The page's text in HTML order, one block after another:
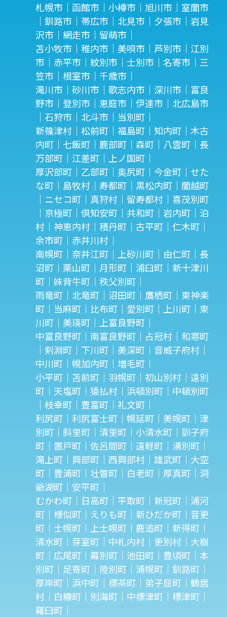
札幌市｜函館市｜小樽市｜旭川市｜室蘭市
｜釧路市｜帯広市｜北見市｜夕張市｜岩見
沢市｜網走市｜留萌市｜
苫小牧市｜稚内市｜美唄市｜芦別市｜江別
市｜赤平市｜紋別市｜士別市｜名寄市｜三
笠市｜根室市｜千歳市｜
滝川市｜砂川市｜歌志内市｜深川市｜富良
野市｜登別市｜恵庭市｜伊達市｜北広島市
｜石狩市｜北斗市｜当別町｜
新篠津村｜松前町｜福島町｜知内町｜木古
内町｜七飯町｜鹿部町｜森町｜八雲町｜長
万部町｜江差町｜上ノ国町｜
厚沢部町｜乙部町｜奥尻町｜今金町｜せた
な町｜島牧村｜寿都町｜黒松内町｜蘭越町
｜ニセコ町｜真狩村｜留寿都村｜喜茂別町
｜京極町｜倶知安町｜共和町｜岩内町｜泊
村｜神恵内村｜積丹町｜古平町｜仁木町｜
余市町｜赤井川村｜
南幌町｜奈井江町｜上砂川町｜由仁町｜長
沼町｜栗山町｜月形町｜浦臼町｜新十津川
町｜妹背牛町｜秩父別町｜
雨竜町｜北竜町｜沼田町｜鷹栖町｜東神楽
町｜当麻町｜比布町｜愛別町｜上川町｜東
川町｜美瑛町｜上富良野町｜
中富良野町｜南富良野町｜占冠村｜和寒町
｜剣淵町｜下川町｜美深町｜音威子府村｜
中川町｜幌加内町｜増毛町｜
小平町｜苫前町｜羽幌町｜初山別村｜遠別
町｜天塩町｜猿払村｜浜頓別町｜中頓別町
｜枝幸町｜豊富町｜礼文町｜
利尻町｜利尻富士町｜幌延町｜美幌町｜津
別町｜斜里町｜清里町｜小清水町｜訓子府
町｜置戸町｜佐呂間町｜遠軽町｜湧別町｜
滝上町｜興部町｜西興部村｜雄武町｜大空
町｜豊浦町｜壮瞥町｜白老町｜厚真町｜洞
爺湖町｜安平町｜
むかわ町｜日高町｜平取町｜新冠町｜浦河
町｜様似町｜えりも町｜新ひだか町｜音更
町｜士幌町｜上士幌町｜鹿追町｜新得町｜
清水町｜芽室町｜中札内村｜更別村｜大樹
町｜広尾町｜幕別町｜池田町｜豊頃町｜本
別町｜足寄町｜陸別町｜浦幌町｜釧路町｜
厚岸町｜浜中町｜標茶町｜弟子屈町｜鶴居
村｜白糠町｜別海町｜中標津町｜標津町｜
羅臼町｜